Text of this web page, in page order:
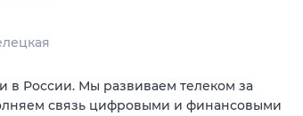
в России. Мы развиваем телеком за
связь цифровыми и финансовыми